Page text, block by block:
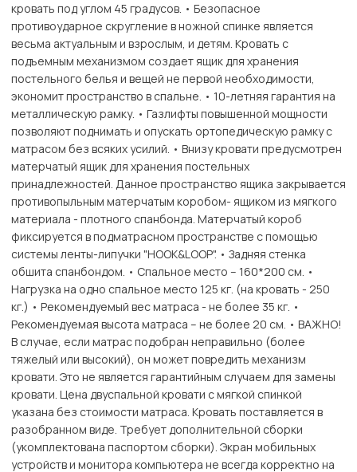
кровать под углом 45 градусов. • Безопасное
противоударное скругление в ножной спинке является
весьма актуальным и взрослым, и детям. Кровать с
подъемным механизмом создает ящик для хранения
постельного белья и вещей не первой необходимости,
экономит пространство в спальне. • 10-летняя гарантия на
металлическую рамку. • Газлифты повышенной мощности
позволяют поднимать и опускать ортопедическую рамку с
матрасом без всяких усилий. • Внизу кровати предусмотрен
матерчатый ящик для хранения постельных
принадлежностей. Данное пространство ящика закрывается
противопыльным матерчатым коробом- ящиком из мягкого
материала - плотного спанбонда. Матерчатый короб
фиксируется в подматрасном пространстве с помощью
системы ленты-липучки "HOOK&LOОP". • Задняя стенка
обшита спанбондом. • Спальное место – 160*200 см. •
Нагрузка на одно спальное место 125 кг. (на кровать - 250
кг.) • Рекомендуемый вес матраса - не более 35 кг. •
Рекомендуемая высота матраса – не более 20 см. • ВАЖНО!
В случае, если матрас подобран неправильно (более
тяжелый или высокий), он может повредить механизм
кровати. Это не является гарантийным случаем для замены
кровати. Цена двуспальной кровати с мягкой спинкой
указана без стоимости матраса. Кровать поставляется в
разобранном виде. Требует дополнительной сборки
(укомплектована паспортом сборки). Экран мобильных
устройств и монитора компьютера не всегда корректно на